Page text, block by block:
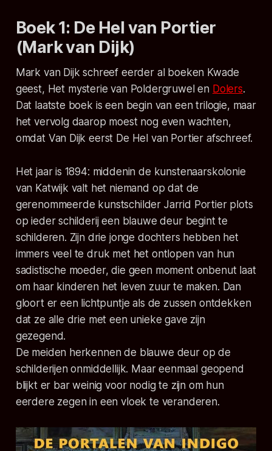
Boek 1: De Hel van Portier
(Mark van Dijk)
Mark van Dijk schreef eerder al boeken Kwade
geest, Het mysterie van Poldergruwelen Dolers.
Dat laatste boek is een begin van een trilogie, maar
het vervolg daarop moest nog even wachten,
omdat Van Dijk eerst De Hel van Portier afschreef.
Het jaar is 1894: middenin de kunstenaarskolonie
van Katwijk valt het niemand op dat de
gerenommeerde kunstschilder Jarrid Portier plots
op ieder schilderij een blauwe deur begint te
schilderen. Zijn drie jonge dochters hebben het
immers veel te druk met het ontlopen van hun
sadistische moeder, die geen moment onbenut laat
om haar kinderen het leven zuur te maken. Dan
gloort er een lichtpuntje als de zussen ontdekken
dat ze alle drie met een unieke gave zijn
gezegend.
De meiden herkennen de blauwe deur op de
schilderijen onmiddellijk. Maar eenmaal geopend
blijkt er bar weinig voor nodig te zijn om hun
eerdere zegen in een vloek te veranderen.